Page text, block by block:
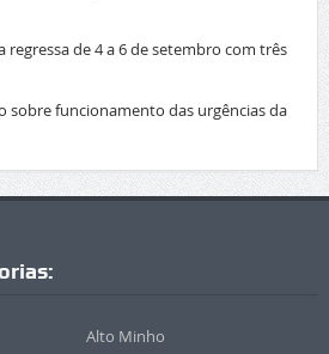
regressa de 4 a 6 de setembro com três
sobre funcionamento das urgências da
Alto Minho